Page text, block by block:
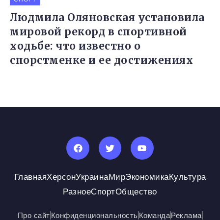
Людмила Оляновская установила
мировой рекорд в спортивной
ходьбе: что известно о
спорстменке и ее достижениях
ГлавнаяХерсонУкраинаМирЭкономикаКультура
РазноеСпортОбщество
Про сайтКонфиденциональностьКомандаРеклама